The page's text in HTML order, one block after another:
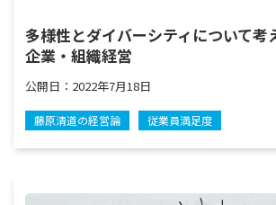
多様性とダイバーシティについて考
企業・組織経営
公開日： 2022年7月18日
藤原清道の経営論 従業員満足度